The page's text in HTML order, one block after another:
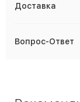
Доставка
Вопрос-Ответ